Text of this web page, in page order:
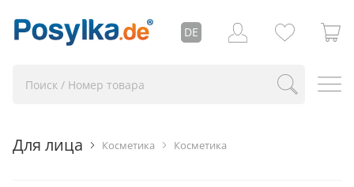
DE
Косметика
Косметика
Для лица